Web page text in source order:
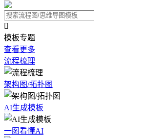

模板专题
查看更多
流程梳理
架构图/拓扑图
AI生成模板
一图看懂AI